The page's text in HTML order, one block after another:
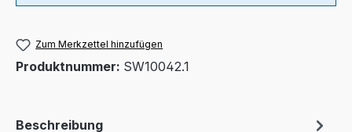
Zum Merkzettel hinzufügen
Produktnummer: SW10042.1
Beschreibung